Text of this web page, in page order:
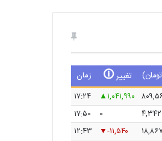
تغییر🛈
زمان
۱,۰۴۱,۹۹۰
۱۷:۲۴
۴,۳۴۲ ۰
۱۷:۵۰
-۱۱,۵۴۰
۱۲:۴۳